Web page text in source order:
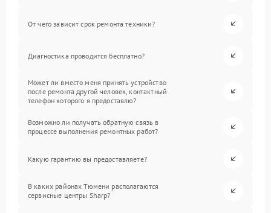
От чего зависит срок ремонта техники?
Диагностика проводится бесплатно?
Может ли вместо меня принять устройство
после ремонта другой человек, контактный
телефон которого я предоставлю?
Возможно ли получать обратную связь в
процессе выполнения ремонтных работ?
Какую гарантию вы предоставляете?
В каких районах Тюмени располагаются
сервисные центры Sharp?